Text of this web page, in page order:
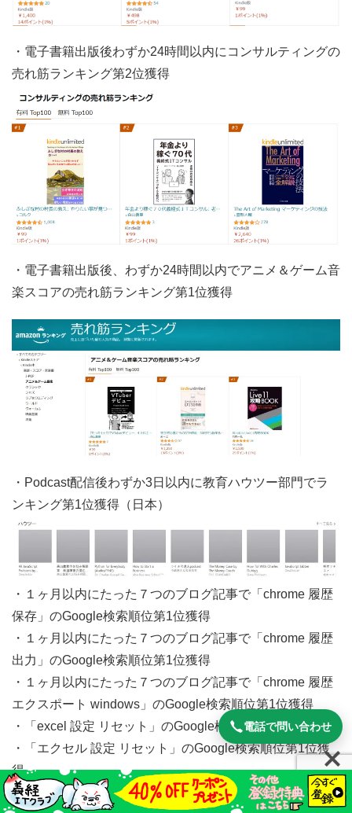
・電子書籍出版後わずか24時間以内にコンサルティングの
売れ筋ランキング第2位獲得
・電子書籍出版後、わずか24時間以内でアニメ＆ゲーム音
楽スコアの売れ筋ランキング第1位獲得
・Podcast配信後わずか3日以内に教育ハウツー部門でラ
ンキング第1位獲得（日本）
・１ヶ月以内にたった７つのブログ記事で「chrome 履歴
保存」のGoogle検索順位第1位獲得
・１ヶ月以内にたった７つのブログ記事で「chrome 履歴
出力」のGoogle検索順位第1位獲得
・１ヶ月以内にたった７つのブログ記事で「chrome 履歴
エクスポート windows」のGoogle検索順位第1位獲得
・「excel 設定 リセット」のGoogle検索順位第1位獲得
・「エクセル 設定 リセット」のGoogle検索順位第1位獲
得
・「excel 初期設定に戻す」のGoogle検索順位第1位獲得
電話で問い合わせ